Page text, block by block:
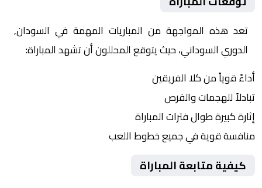
تعد هذه المواجهة من المباريات المهمة في السودان,
الدوري السوداني، حيث يتوقع المحللون أن تشهد المباراة:
أداءً قوياً من كلا الفريقين
تبادلاً للهجمات والفرص
إثارة كبيرة طوال فترات المباراة
منافسة قوية في جميع خطوط اللعب
كيفية متابعة المباراة